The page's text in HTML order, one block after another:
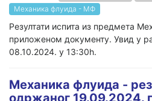
Механика флуида - МФ
Резултати испита из предмета
приложеном документу. Увид у
08.10.2024. у 13:30h.
Механика флуида -
одржаног 19.09.2024.